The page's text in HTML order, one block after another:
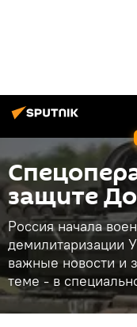
защите
Россия начала
демилитаризации
важные новости и
теме - в